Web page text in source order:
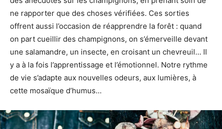
ne rapporter que des choses vérifiées. Ces sorties
offrent aussi l’occasion de réapprendre la forêt : quand
on part cueillir des champignons, on s’émerveille devant
une salamandre, un insecte, en croisant un chevreuil… Il
y a à la fois l’apprentissage et l’émotionnel. Notre rythme
de vie s’adapte aux nouvelles odeurs, aux lumières, à
cette mosaïque d’humus…